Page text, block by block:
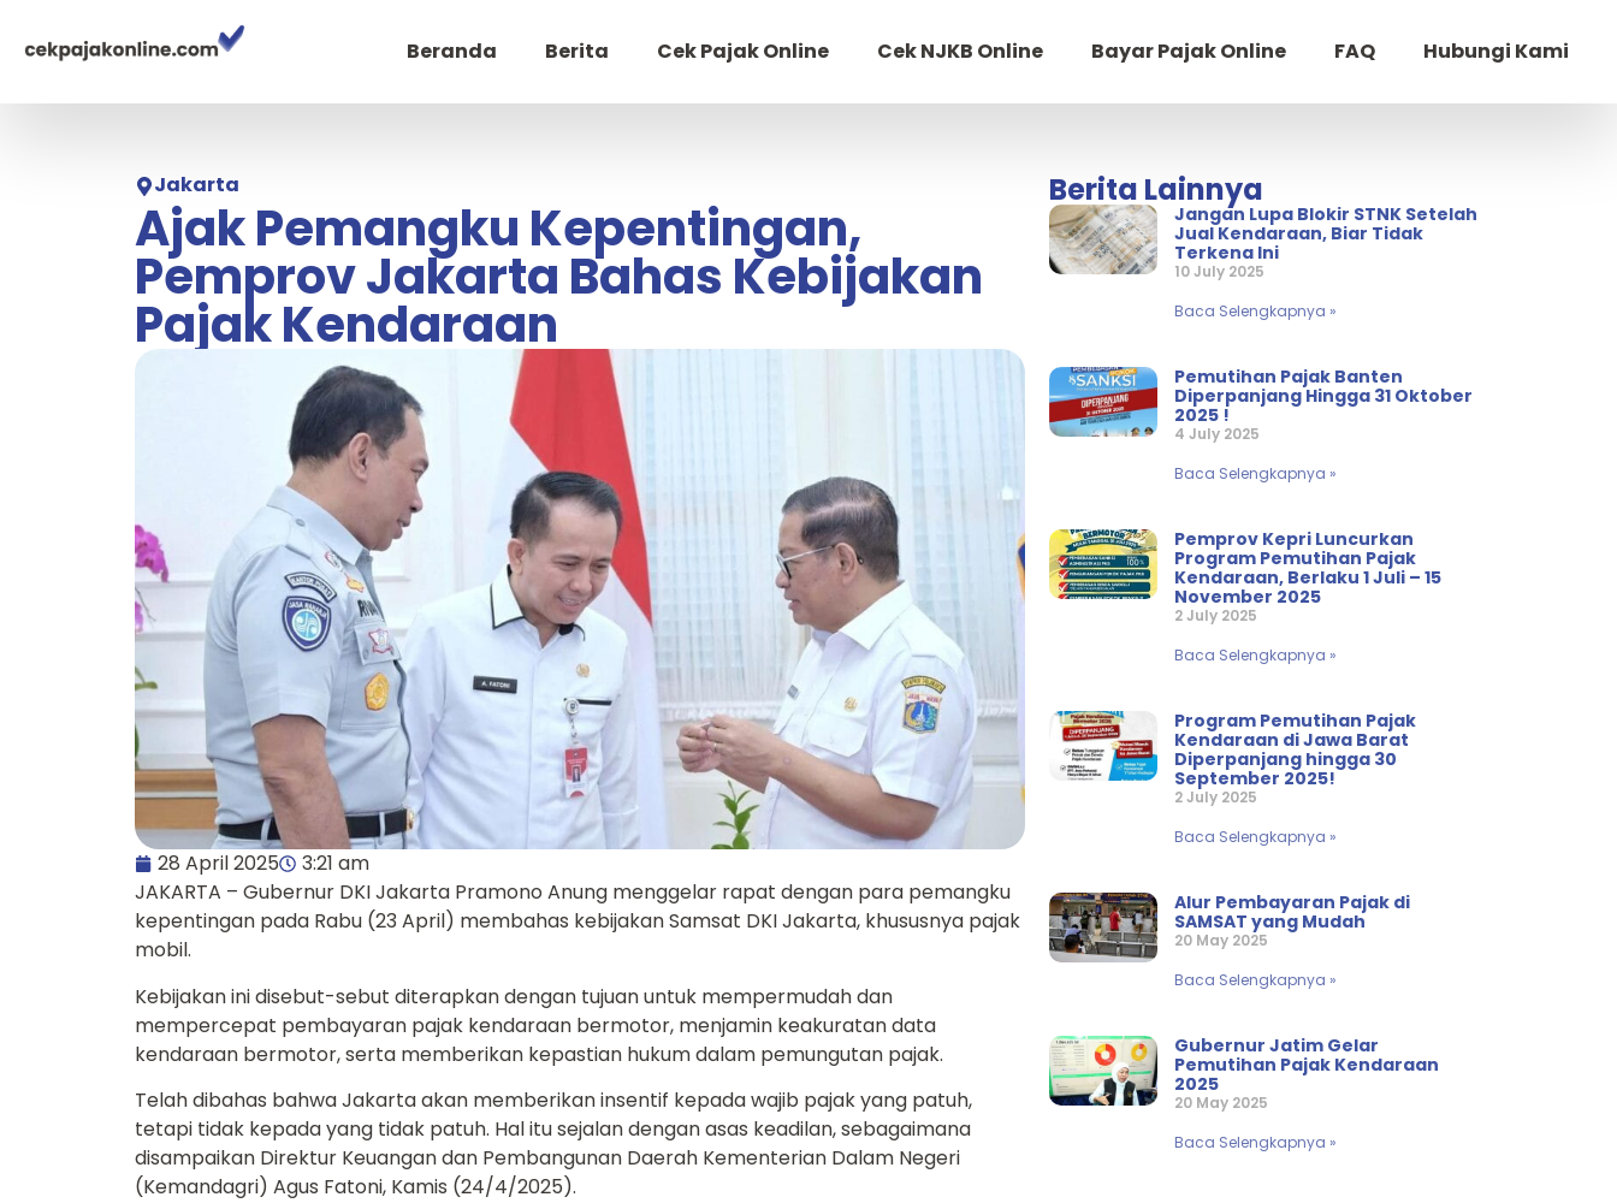
Beranda Berita Cek Pajak Online Cek NJKB Online Bayar Pajak Online FAQ Hubungi Kami
Jakarta
Ajak Pemangku Kepentingan,
Pemprov Jakarta Bahas Kebijakan
Pajak Kendaraan
28 April 2025
3:21 am
JAKARTA – Gubernur DKI Jakarta Pramono Anung menggelar rapat dengan para pemangku
kepentingan pada Rabu (23 April) membahas kebijakan Samsat DKI Jakarta, khususnya pajak
mobil.
Kebijakan ini disebut-sebut diterapkan dengan tujuan untuk mempermudah dan
mempercepat pembayaran pajak kendaraan bermotor, menjamin keakuratan data
kendaraan bermotor, serta memberikan kepastian hukum dalam pemungutan pajak.
Telah dibahas bahwa Jakarta akan memberikan insentif kepada wajib pajak yang patuh,
tetapi tidak kepada yang tidak patuh. Hal itu sejalan dengan asas keadilan, sebagaimana
disampaikan Direktur Keuangan dan Pembangunan Daerah Kementerian Dalam Negeri
(Kemandagri) Agus Fatoni, Kamis (24/4/2025).
Berita Lainnya
Jangan Lupa Blokir STNK Setelah
Jual Kendaraan, Biar Tidak
Terkena Ini
10 July 2025
Baca Selengkapnya »
Pemutihan Pajak Banten
Diperpanjang Hingga 31 Oktober
2025 !
4 July 2025
Baca Selengkapnya »
Pemprov Kepri Luncurkan
Program Pemutihan Pajak
Kendaraan, Berlaku 1 Juli – 15
November 2025
2 July 2025
Baca Selengkapnya »
Program Pemutihan Pajak
Kendaraan di Jawa Barat
Diperpanjang hingga 30
September 2025!
2 July 2025
Baca Selengkapnya »
Alur Pembayaran Pajak di
SAMSAT yang Mudah
20 May 2025
Baca Selengkapnya »
Gubernur Jatim Gelar
Pemutihan Pajak Kendaraan
2025
20 May 2025
Baca Selengkapnya »